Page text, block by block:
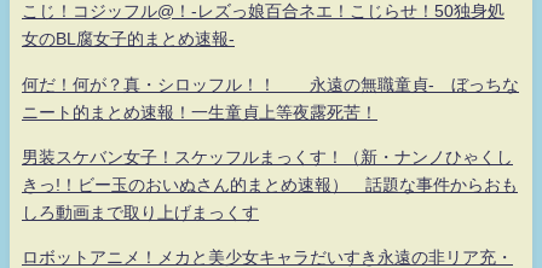
こじ！コジッフル@！-レズっ娘百合ネエ！こじらせ！50独身処
女のBL腐女子的まとめ速報-
何だ！何が？真・シロッフル！！ 永遠の無職童貞- ぼっちな
ニート的まとめ速報！一生童貞上等夜露死苦！
男装スケバン女子！スケッフルまっくす！（新・ナンノひゃくし
きっ!！ビー玉のおいぬさん的まとめ速報） 話題な事件からおも
しろ動画まで取り上げまっくす
ロボットアニメ！メカと美少女キャラだいすき永遠の非リア充・